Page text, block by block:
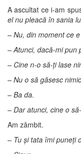
A ascultat ce i-am
el nu pleacă în sania
– Nu, din moment ce
– Atunci, dacă-mi pun
– Cine n-o să-ți lase
– Nu o să găsesc
– Ba da.
– Dar atunci, cine o
Am zâmbit.
– Tu și tata îmi puneți